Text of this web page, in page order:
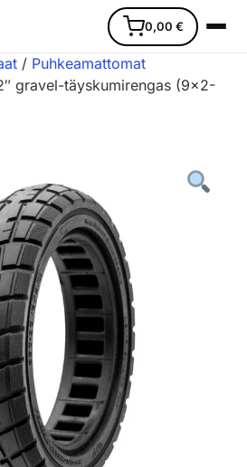
0,00 €
/ Puhkeamattomat
gravel-täyskumirengas (9×2-